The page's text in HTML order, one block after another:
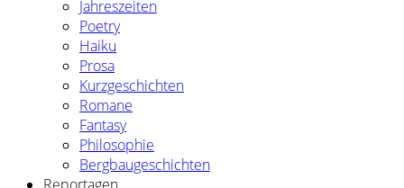
Jahreszeiten
Poetry
Haiku
Prosa
Kurzgeschichten
Romane
Fantasy
Philosophie
Bergbaugeschichten